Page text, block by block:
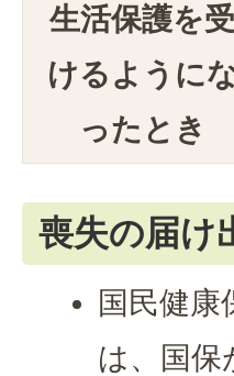
生活保護を受
けるように
ったとき
喪失の届け
国民健
は、国